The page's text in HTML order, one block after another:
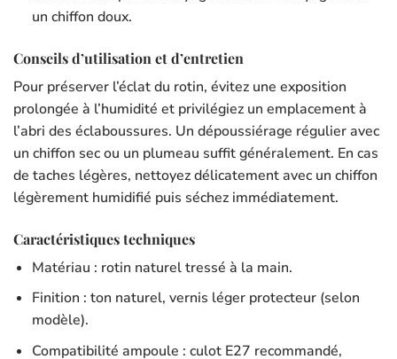
un chiffon doux.
Conseils d’utilisation et d’entretien
Pour préserver l’éclat du rotin, évitez une exposition
prolongée à l’humidité et privilégiez un emplacement à
l’abri des éclaboussures. Un dépoussiérage régulier avec
un chiffon sec ou un plumeau suffit généralement. En cas
de taches légères, nettoyez délicatement avec un chiffon
légèrement humidifié puis séchez immédiatement.
Caractéristiques techniques
Matériau : rotin naturel tressé à la main.
Finition : ton naturel, vernis léger protecteur (selon
modèle).
Compatibilité ampoule : culot E27 recommandé,